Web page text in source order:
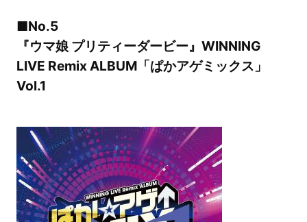
■No.5
『ウマ娘 プリティーダービー』WINNING
LIVE Remix ALBUM「ぱかアゲミックス」
Vol.1